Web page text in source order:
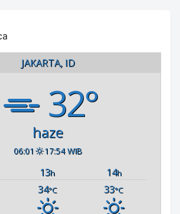
JAKARTA, ID
32°
haze
06:01 17:54 WIB
13h 14h
34°C 33°C